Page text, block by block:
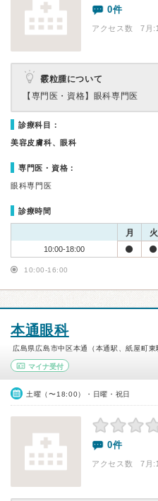
0件
アクセス数 7月:
霰粒腫について
【専門医・資格】 眼科専門医
診療科目：
美容皮膚科、眼科
専門医・資格：
眼科専門医
診療時間
月 火
10:00-18:00
10:00-16:00
本通眼科
広島県広島市中区本通（本通駅、紙屋町東
マイナ受付
土曜（〜18:00）・日曜・祝日
0件
アクセス数 7月: